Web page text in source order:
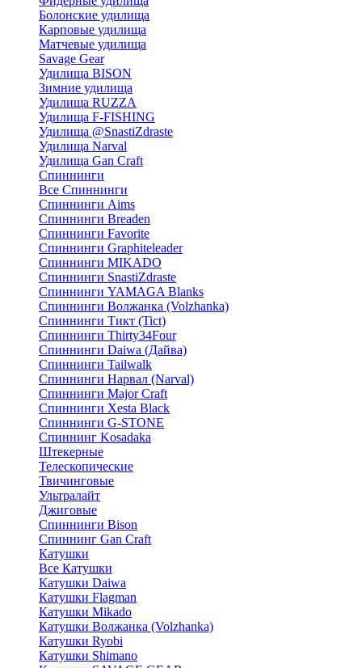
Болонские удилища
Карповые удилища
Матчевые удилища
Savage Gear
Удилища BISON
Зимние удилища
Удилища RUZZA
Удилища F-FISHING
Удилища @SnastiZdraste
Удилища Narval
Удилища Gan Craft
Спиннинги
Все Спиннинги
Спиннинги Aims
Спиннинги Breaden
Спиннинги Favorite
Спиннинги Graphiteleader
Спиннинги MIKADO
Спиннинги SnastiZdraste
Спиннинги YAMAGA Blanks
Спиннинги Волжанка (Volzhanka)
Спиннинги Тикт (Tict)
Спиннинги Thirty34Four
Спиннинги Daiwa (Дайва)
Спиннинги Tailwalk
Спиннинги Нарвал (Narval)
Спиннинги Major Craft
Спиннинги Xesta Black
Спиннинги G-STONE
Спиннинг Kosadaka
Штекерные
Телескопические
Твичинговые
Ультралайт
Джиговые
Спиннинги Bison
Спиннинг Gan Craft
Катушки
Все Катушки
Катушки Daiwa
Катушки Flagman
Катушки Mikado
Катушки Волжанка (Volzhanka)
Катушки Ryobi
Катушки Shimano